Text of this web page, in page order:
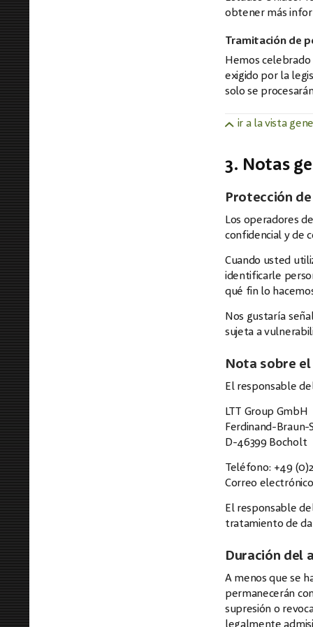
obtener más
Tramitación de
Hemos
exigido por la
solo se
ir a la vista
3. Notas
Protección
Los operadores
confidencial y de
Cuando usted
identificarle
qué fin lo
Nos gustaría
sujeta a
Nota sobre
El responsable
LTT Group GmbH
Ferdinand-Braun-
D-46399 Bocholt
Teléfono: +49
Correo
El responsable
tratamiento de
Duración del
A menos que se
permanecerán
supresión o